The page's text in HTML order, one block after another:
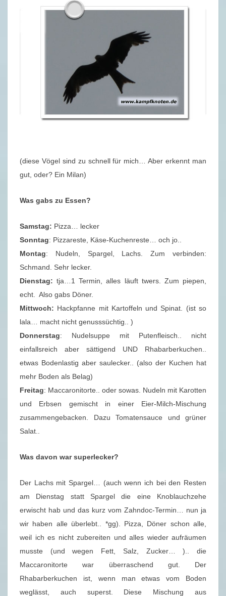
(diese Vögel sind zu schnell für mich… Aber erkennt man
gut, oder? Ein Milan)
Was gabs zu Essen?
Samstag: Pizza… lecker
Sonntag: Pizzareste, Käse-Kuchenreste… och jo..
Montag: Nudeln, Spargel, Lachs. Zum verbinden:
Schmand. Sehr lecker.
Dienstag:tja…1 Termin, alles läuft twers. Zum piepen,
echt. Also gabs Döner.
Mittwoch: Hackpfanne mit Kartoffeln und Spinat. (ist so
lala… macht nicht genusssüchtig.. )
Donnerstag: Nudelsuppe mit Putenfleisch.. nicht
einfallsreich aber sättigend UND Rhabarberkuchen..
etwas Bodenlastig aber saulecker.. (also der Kuchen hat
mehr Boden als Belag)
Freitag: Maccaronitorte.. oder sowas. Nudeln mit Karotten
und Erbsen gemischt in einer Eier-Milch-Mischung
zusammengebacken. Dazu Tomatensauce und grüner
Salat..
Was davon war superlecker?
Der Lachs mit Spargel… (auch wenn ich bei den Resten
am Dienstag statt Spargel die eine Knoblauchzehe
erwischt hab und das kurz vom Zahndoc-Termin… nun ja
wir haben alle überlebt.. *gg). Pizza, Döner schon alle,
weil ich es nicht zubereiten und alles wieder aufräumen
musste (und wegen Fett, Salz, Zucker… ).. die
Maccaronitorte war überraschend gut. Der
Rhabarberkuchen ist, wenn man etwas vom Boden
weglässt, auch superst. Diese Mischung aus